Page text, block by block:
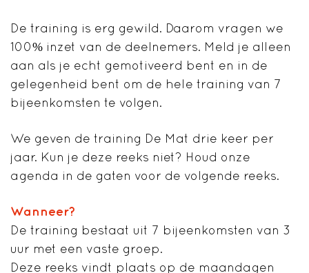
De training is erg gewild. Daarom vragen we
100% inzet van de deelnemers. Meld je alleen
aan als je echt gemotiveerd bent en in de
gelegenheid bent om de hele training van 7
bijeenkomsten te volgen.
We geven de training De Mat drie keer per
jaar. Kun je deze reeks niet? Houd onze
agenda in de gaten voor de volgende reeks.
Wanneer?
De training bestaat uit 7 bijeenkomsten van 3
uur met een vaste groep.
Deze reeks vindt plaats op de maandagen